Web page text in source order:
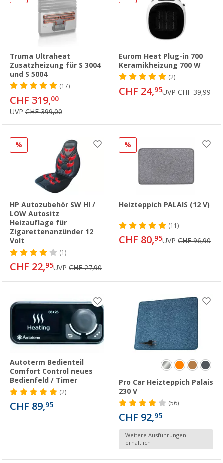
Truma Ultraheat
Zusatzheizung für S 3004
und S 5004
(17)
CHF 319,00
UVP CHF 399,00
Eurom Heat Plug-in 700
Keramikheizung 700 W
(2)
CHF 24,95UVP CHF 39,99
%
HP Autozubehör SW HI /
LOW Autositz
Heizauflage für
Zigarettenanzünder 12
Volt
(1)
CHF 22,95UVP CHF 27,90
%
Heizteppich PALAIS (12 V)
(11)
CHF 80,95UVP CHF 96,90
Autoterm Bedienteil
Comfort Control neues
Bedienfeld / Timer
(2)
CHF 89,95
Pro Car Heizteppich Palais
230 V
(56)
CHF 92,95
Weitere Ausführungen
erhältlich